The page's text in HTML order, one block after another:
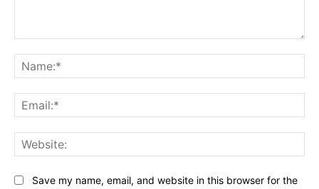
Save my name, email, and website in this browser for the